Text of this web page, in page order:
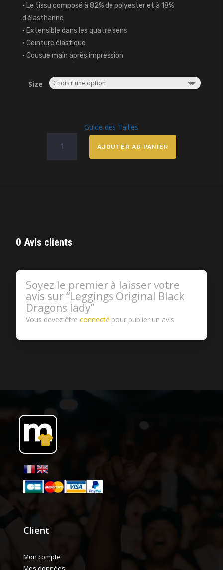
• Le tissu composé à 82% de polyester et à 18%
d’élasthanne
• Extensible dans les quatre sens
• Ceinture élastique
• Cousue main après impression
Size
Guide des Tailles
Leggings
AJOUTER AU PANIER
0 Avis clients
Soyez le premier à laisser votre
avis sur “Leggings Original Black
Dragons lady”
Vous devez êtreconnecté pour publier un avis.
Client
Mon compte
Mes données